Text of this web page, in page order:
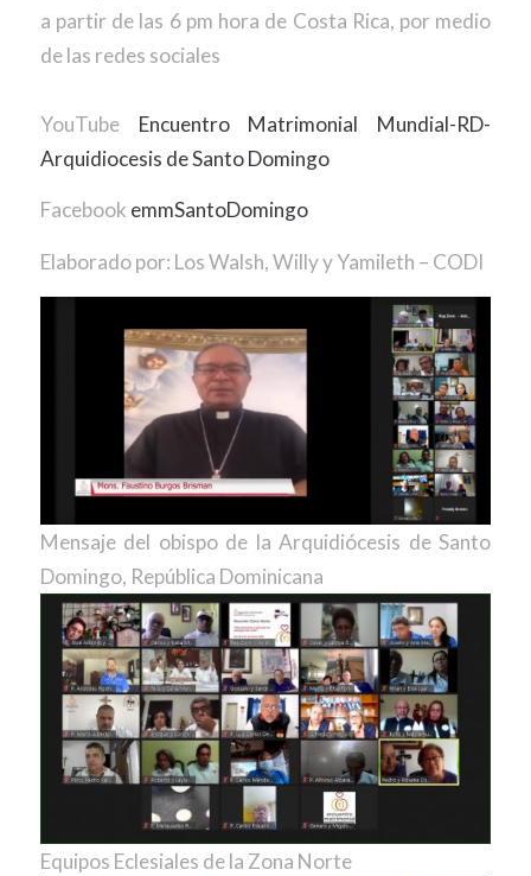
a partir de las 6 pm hora de Costa Rica, por medio
de las redes sociales
YouTube Encuentro Matrimonial Mundial-RD-
Arquidiocesis de Santo Domingo
Facebook emmSantoDomingo
Elaborado por: Los Walsh, Willy y Yamileth – CODI
Mensaje del obispo de la Arquidiócesis de Santo
Domingo, República Dominicana
Equipos Eclesiales de la Zona Norte